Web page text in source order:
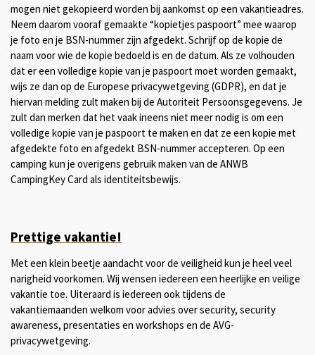
mogen niet gekopieerd worden bij aankomst op een vakantieadres.
Neem daarom vooraf gemaakte “kopietjes paspoort” mee waarop
je foto en je BSN-nummer zijn afgedekt. Schrijf op de kopie de
naam voor wie de kopie bedoeld is en de datum. Als ze volhouden
dat er een volledige kopie van je paspoort moet worden gemaakt,
wijs ze dan op de Europese privacywetgeving (GDPR), en dat je
hiervan melding zult maken bij de Autoriteit Persoonsgegevens. Je
zult dan merken dat het vaak ineens niet meer nodig is om een
volledige kopie van je paspoort te maken en dat ze een kopie met
afgedekte foto en afgedekt BSN-nummer accepteren. Op een
camping kun je overigens gebruik maken van de ANWB
CampingKey Card als identiteitsbewijs.
Prettige vakantie!
Met een klein beetje aandacht voor de veiligheid kun je heel veel
narigheid voorkomen. Wij wensen iedereen een heerlijke en veilige
vakantie toe. Uiteraard is iedereen ook tijdens de
vakantiemaanden welkom voor advies over security, security
awareness, presentaties en workshops en de AVG-
privacywetgeving.